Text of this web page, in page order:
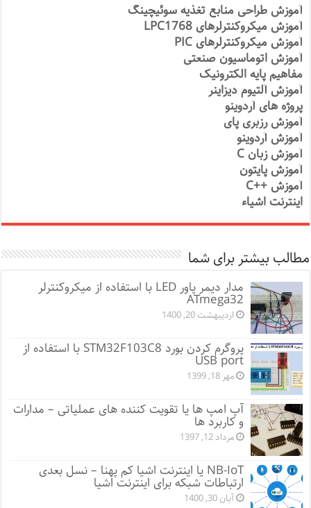
آموزش طراحی منابع تغذیه سوئیچینگ
آموزش میکروکنترلرهای LPC1768
آموزش میکروکنترلرهای PIC
آموزش اتوماسیون صنعتی
مفاهیم پایه الکترونیک
آموزش آلتیوم دیزاینر
پروژه های آردوینو
آموزش رزبری پای
آموزش آردوینو
آموزش زبان C
آموزش پایتون
آموزش ++C
اینترنت اشیاء
مطالب بیشتر برای شما
مدار دیمر پاور LED با استفاده از میکروکنترلر
ATmega32
اردیبهشت 20, 1400
پروگرم کردن بورد STM32F103C8 با استفاده از
USB port
مهر 18, 1399
آپ امپ ها یا تقویت کننده های عملیاتی – مدارات
و کاربرد ها
مرداد 12, 1397
NB-IoT یا اینترنت اشیا کم پهنا – نسل بعدی
ارتباطات شبکه برای اینترنت اشیا
آبان 30, 1400